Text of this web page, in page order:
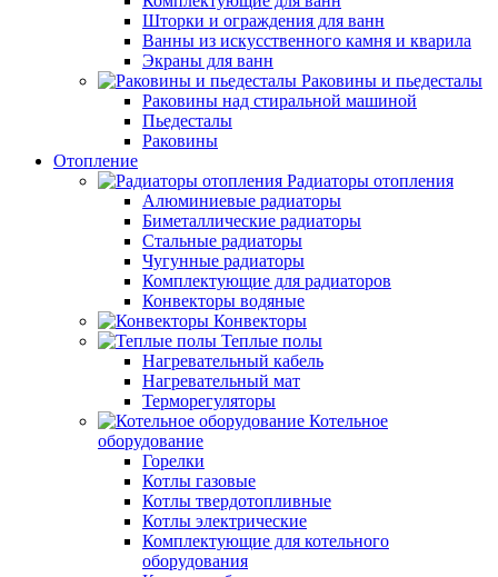
Шторки и ограждения для ванн
Ванны из искусственного камня и кварила
Экраны для ванн
Раковины и пьедесталы
Раковины над стиральной машиной
Пьедесталы
Раковины
Отопление
Радиаторы отопления
Алюминиевые радиаторы
Биметаллические радиаторы
Стальные радиаторы
Чугунные радиаторы
Комплектующие для радиаторов
Конвекторы водяные
Конвекторы
Теплые полы
Нагревательный кабель
Нагревательный мат
Терморегуляторы
Котельное
оборудование
Горелки
Котлы газовые
Котлы твердотопливные
Котлы электрические
Комплектующие для котельного
оборудования